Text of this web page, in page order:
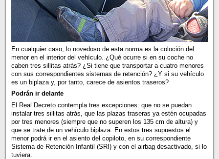
En cualquier caso, lo novedoso de esta norma es la coloción del
menor en el interior del vehículo. ¿Qué ocurre si en su coche no
caben tres sillitas atrás? ¿Si tiene que transportar a cuatro menores
con sus correspondientes sistemas de retención? ¿Y si su vehículo
es un biplaza y, por tanto, carece de asientos traseros?
Podrán ir delante
El Real Decreto contempla tres excepciones: que no se puedan
instalar tres sillitas atrás, que las plazas traseras ya estén ocupadas
por tres menores (siempre que no superen los 135 cm de altura) y
que se trate de un vehículo biplaza. En estos tres supuestos el
menor podrá ir en el asiento del copiloto, en su correspondiente
Sistema de Retención Infantil (SRI) y con el airbag desactivado, si lo
tuviera.